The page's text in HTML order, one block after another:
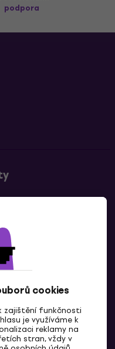
cookies
zajištění funkčnosti
je využíváme k
reklamy na
stran, vždy v
podpora